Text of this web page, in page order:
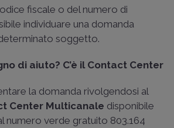
fiscale o del numero di
individuare una domanda
soggetto.
di aiuto? C’è il Contact Center
la domanda rivolgendosi al
Center Multicanale disponibile
numero verde gratuito 803.164